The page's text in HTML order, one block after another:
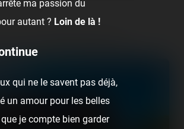
! 😜
ma passion du
autant ? Loin de là !
qui ne le savent pas déjà,
un amour pour les belles
je compte bien garder